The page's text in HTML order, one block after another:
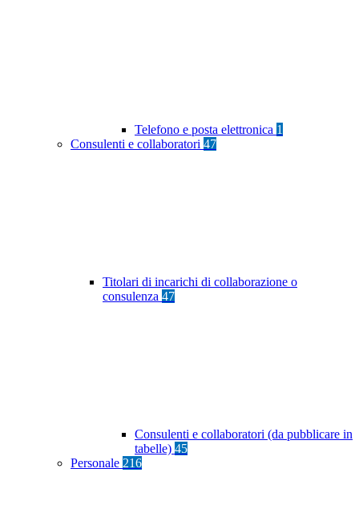
Telefono e posta elettronica 1
Consulenti e collaboratori 47
Titolari di incarichi di collaborazione o
consulenza 47
Consulenti e collaboratori (da pubblicare in
tabelle) 45
Personale 216